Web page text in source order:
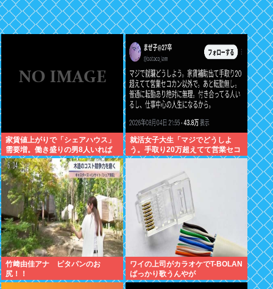
家賃値上がりで「シェアハウス」
需要増。働き盛りの男8人いれば
一軒家暮らしも余裕で毎日楽しい
就活女子大生「マジでどうしよ
う。手取り20万超えてて営業セコ
カン以外で転勤無しの会社ない」
竹﨑由佳アナ ピタパンのお
尻！！
ワイの上司がカラオケでT-BOLAN
ばっかり歌うんやが